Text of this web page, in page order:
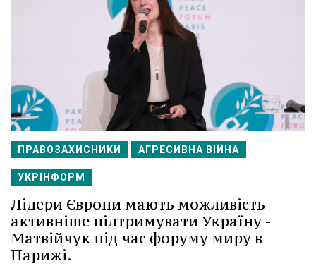
ПРАВОЗАХИСНИКИ АГРЕСИВНА ВІЙНА
УКРІНФОРМ
Лідери Європи мають можливість
активніше підтримувати Україну -
Матвійчук під час форуму миру в
Парижі.